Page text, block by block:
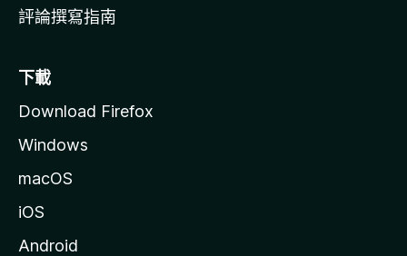
評論撰寫指南
下載
Download Firefox
Windows
macOS
iOS
Android